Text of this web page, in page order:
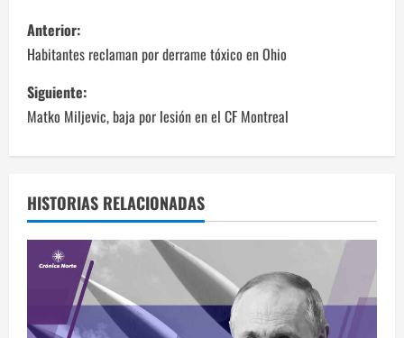
N
a
v
e
a
c
ó
Anterior:
Habitantes reclaman por derrame tóxico en Ohio
Siguiente:
Matko Miljevic, baja por lesión en el CF Montreal
HISTORIAS RELACIONADAS